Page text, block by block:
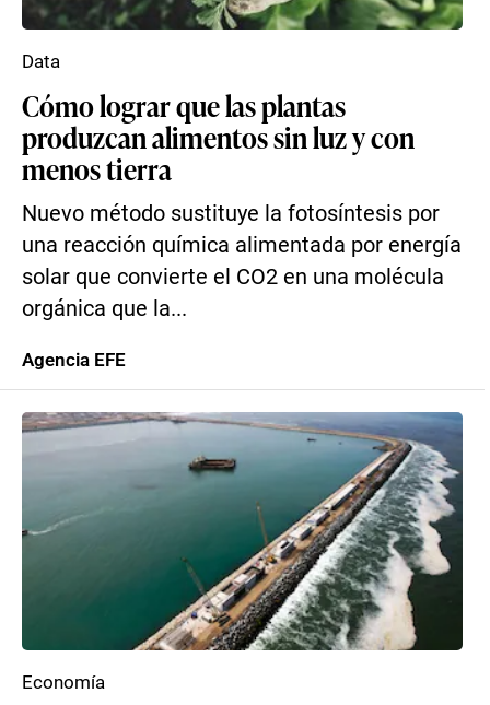
Cómo lograr que las plantas
produzcan alimentos sin luz y con
menos tierra
Nuevo método sustituye la fotosíntesis por
una reacción química alimentada por energía
solar que convierte el CO2 en una molécula
orgánica que la...
Data
Agencia EFE
Economía